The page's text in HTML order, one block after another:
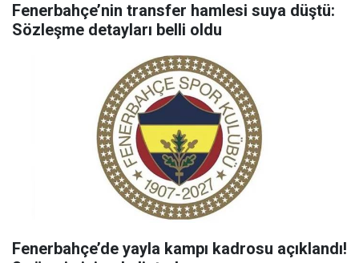
Fenerbahçe’nin transfer hamlesi suya düştü:
Sözleşme detayları belli oldu
Fenerbahçe’de yayla kampı kadrosu açıklandı!